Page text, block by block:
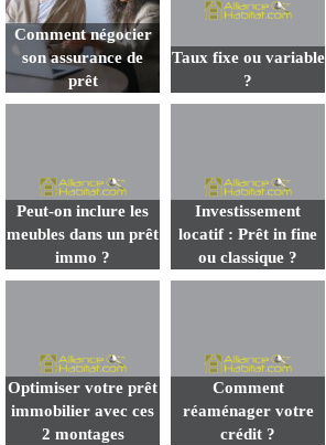
Comment négocier
son assurance de
prêt
Taux fixe ou variable
?
Peut-on inclure les
meubles dans un prêt
immo ?
Investissement
locatif : Prêt in fine
ou classique ?
Optimiser votre prêt
immobilier avec ces
2 montages
Comment
réaménager votre
crédit ?